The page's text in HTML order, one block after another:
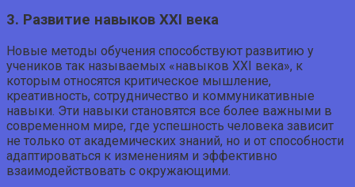
3. Развитие навыков XXI века
Новые методы обучения способствуют развитию у
учеников так называемых «навыков XXI века», к
которым относятся критическое мышление,
креативность, сотрудничество и коммуникативные
навыки. Эти навыки становятся все более важными в
современном мире, где успешность человека зависит
не только от академических знаний, но и от способности
адаптироваться к изменениям и эффективно
взаимодействовать с окружающими.